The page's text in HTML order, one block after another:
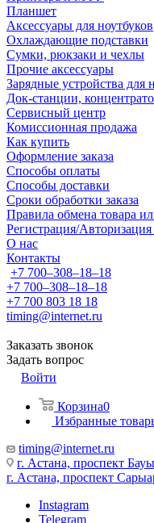
Планшет
Аксессуары для ноутбуков
Охлаждающие подставки
Сумки, рюкзаки и чехлы
Прочие аксессуары
Зарядные устройства для
Док-станции,
Сервисный центр
Комиссионная продажа
Как купить
Оформление заказа
Способы оплаты
Способы доставки
Сроки обработки заказа
Правила обмена товара
Регистрация/
О нас
Контакты
+7 700‒308‒18‒18
+7 700‒308‒18‒18
+7 700 803 18 18
timing@internet.ru
Заказать звонок
Задать вопрос
Войти
Корзина0
Избранные
timing@internet.ru
г. Астана, проспект
г. Астана, проспект
Instagram
Telegram